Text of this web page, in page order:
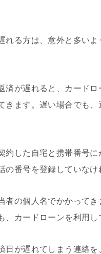
れる方は、意外と多い
済が遅れると、カード
きます。遅い場合でも
約した自宅と携帯番号
の番号を登録していなけ
者の個人名でかかって
、カードローンを利用し
日が遅れてしまう連絡